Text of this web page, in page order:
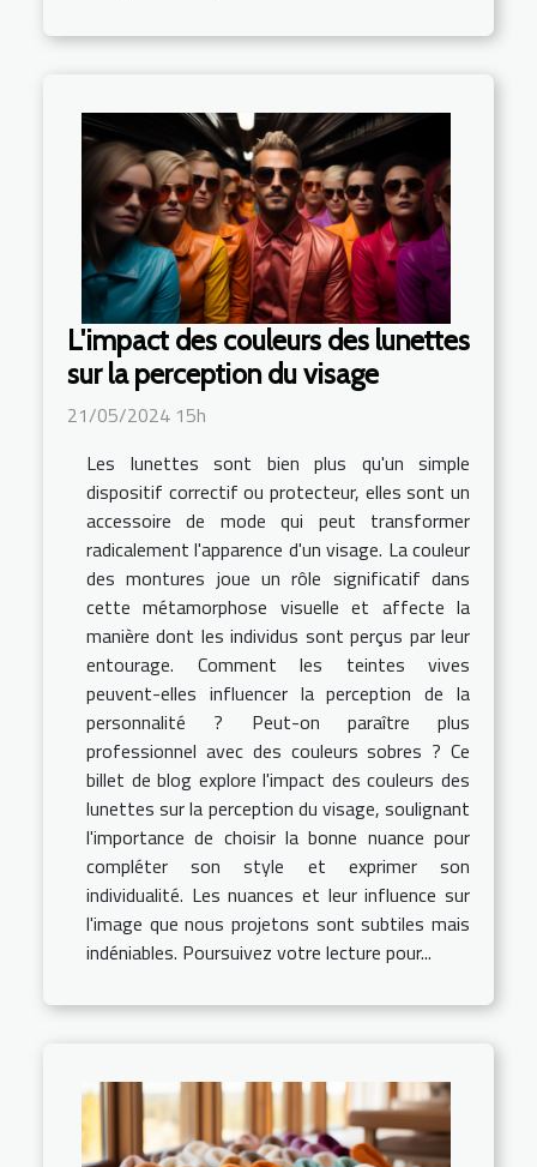
L'impact des couleurs des lunettes
sur la perception du visage
21/05/2024 15h
Les lunettes sont bien plus qu'un simple
dispositif correctif ou protecteur, elles sont un
accessoire de mode qui peut transformer
radicalement l'apparence d'un visage. La couleur
des montures joue un rôle significatif dans
cette métamorphose visuelle et affecte la
manière dont les individus sont perçus par leur
entourage. Comment les teintes vives
peuvent-elles influencer la perception de la
personnalité ? Peut-on paraître plus
professionnel avec des couleurs sobres ? Ce
billet de blog explore l'impact des couleurs des
lunettes sur la perception du visage, soulignant
l'importance de choisir la bonne nuance pour
compléter son style et exprimer son
individualité. Les nuances et leur influence sur
l'image que nous projetons sont subtiles mais
indéniables. Poursuivez votre lecture pour...